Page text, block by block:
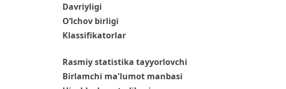
Davriyligi
O‘lchov birligi
Klassifikatorlar
Rasmiy statistika tayyorlovchi
Birlamchi ma'lumot manbasi